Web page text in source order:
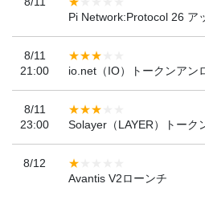
Pi Network:Protocol 26 ア
8/11
21:00
io.net（IO）トークンアン
8/11
23:00
Solayer（LAYER）トーク
8/12
Avantis V2ローンチ